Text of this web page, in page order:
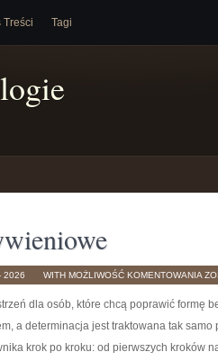
Treści Tagi
2026 WITH MOŻLIWOŚĆ KOMENTOWANIA
I
dla osób, które chcą poprawić formę
a determinacja jest traktowana tak samo
krok po kroku: od pierwszych kroków